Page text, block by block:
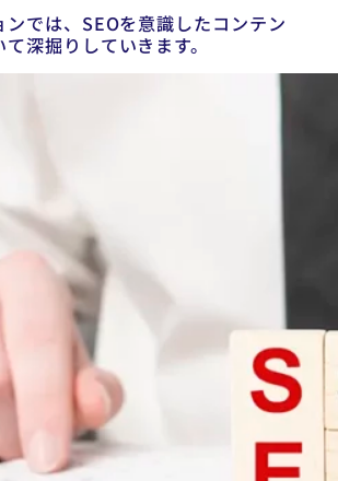
ンでは、SEOを意識したコンテン
深掘りしていきます。